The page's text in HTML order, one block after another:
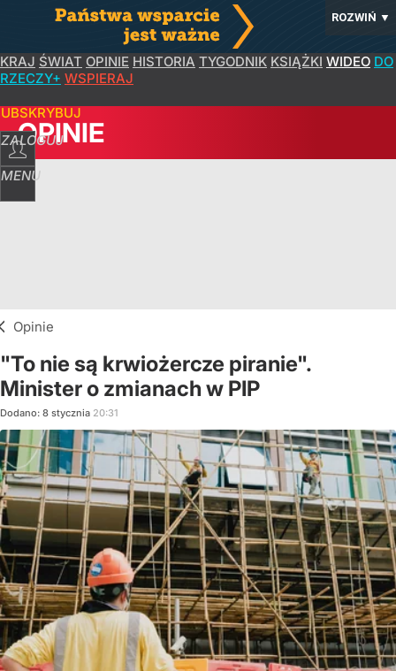
ROZWIŃ ▼
KRAJ ŚWIAT OPINIE HISTORIA TYGODNIK KSIĄŻKI WIDEO DO
RZECZY+ WSPIERAJ
ZALOGUJ
MENU
OPINIE
Opinie
"To nie są krwiożercze piranie".
Minister o zmianach w PIP
Dodano: 8 stycznia 20:31